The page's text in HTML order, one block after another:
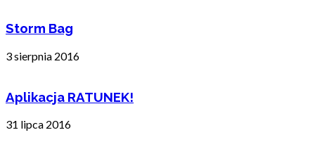
Storm Bag
3 sierpnia 2016
Aplikacja RATUNEK!
31 lipca 2016